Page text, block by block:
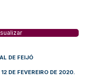
DE FEIJÓ
DE FEVEREIRO DE 2020.